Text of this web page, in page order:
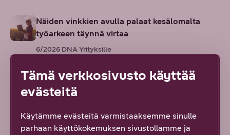
Näiden vinkkien avulla palaat kesälomalta
työarkeen täynnä virtaa
6/2026 DNA Yrityksille
Suomesta seuraava tekoälyn edelläkävijä? AI
Finlandin johtajan eväät globaaliin kasvuun
Sinustako promptauksen kuningas tai
Tämä verkkosivusto käyttää
evästeitä
Käytämme evästeitä varmistaaksemme sinulle
parhaan käyttökokemuksen sivustollamme ja